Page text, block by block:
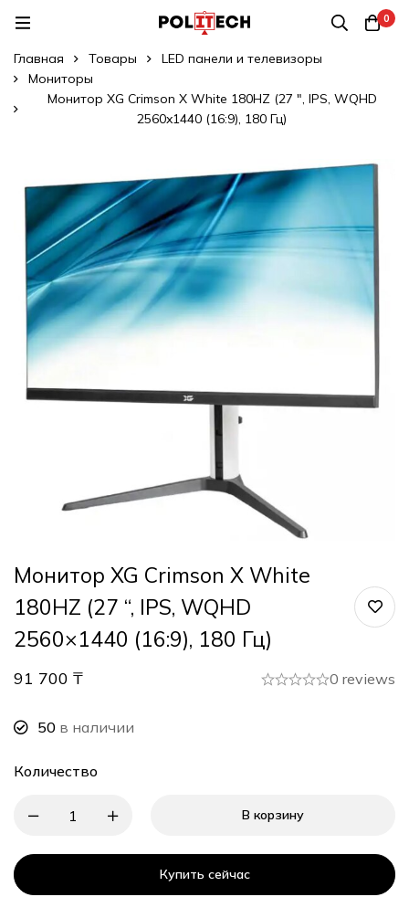
0
Главная Товары
LED панели и телевизоры
Мониторы
Монитор XG Crimson X White 180HZ (27 ", IPS, WQHD
2560x1440 (16:9), 180 Гц)
Монитор XG Crimson X White
180HZ (27 “, IPS, WQHD
2560×1440 (16:9), 180 Гц)
91 700 ₸ 0 reviews
50 в наличии
Количество
В корзину
Купить сейчас